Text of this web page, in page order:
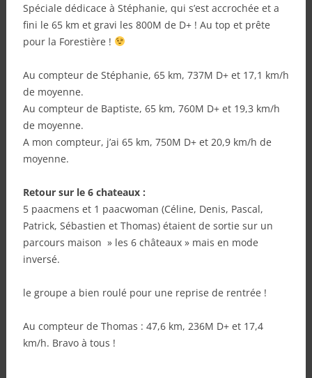
Spéciale dédicace à Stéphanie, qui s’est accrochée et a
fini le 65 km et gravi les 800M de D+ ! Au top et prête
pour la Forestière !
Au compteur de Stéphanie, 65 km, 737M D+ et 17,1 km/h
de moyenne.
Au compteur de Baptiste, 65 km, 760M D+ et 19,3 km/h
de moyenne.
A mon compteur, j’ai 65 km, 750M D+ et 20,9 km/h de
moyenne.
Retour sur le 6 chateaux :
5 paacmens et 1 paacwoman (Céline, Denis, Pascal,
Patrick, Sébastien et Thomas) étaient de sortie sur un
parcours maison » les 6 châteaux » mais en mode
inversé.
le groupe a bien roulé pour une reprise de rentrée !
Au compteur de Thomas : 47,6 km, 236M D+ et 17,4
km/h. Bravo à tous !